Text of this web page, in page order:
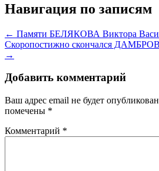
Навигация по записям
← Памяти БЕЛЯКОВА Виктора
Скоропостижно скончался
→
Добавить комментарий
Ваш адрес email не будет
помечены *
Комментарий *